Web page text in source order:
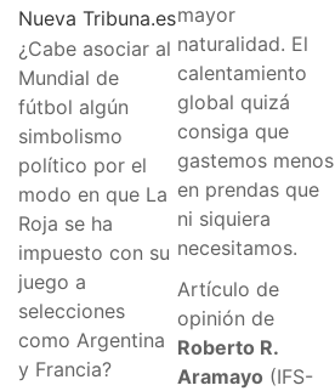
Nueva Tribuna.es
¿Cabe asociar al
Mundial de
fútbol algún
simbolismo
político por el
modo en que La
Roja se ha
impuesto con su
juego a
selecciones
como Argentina
y Francia?
mayor
naturalidad. El
calentamiento
global quizá
consiga que
gastemos menos
en prendas que
ni siquiera
necesitamos.
Artículo de
opinión de
Roberto R.
Aramayo (IFS-